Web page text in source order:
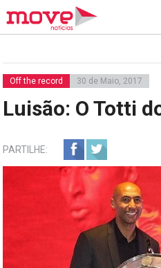
Off the record 30 de Maio, 2017
Luisão: O Totti
PARTILHE: